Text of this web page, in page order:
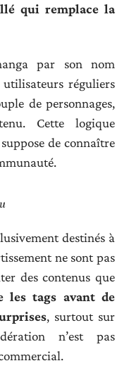
qui remplace la
par son nom
réguliers
de personnages,
Cette logique
de connaître
destinés à
ne sont pas
des contenus que
les tags avant de
, surtout sur
n’est pas